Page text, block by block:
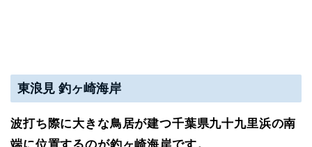
東浪見 釣ヶ崎海岸
波打ち際に大きな鳥居が建つ千葉県九十九里浜の南